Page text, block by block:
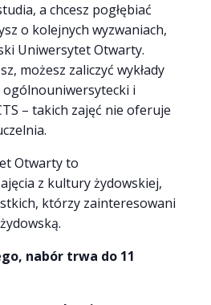
a chcesz pogłębiać
o kolejnych wyzwaniach,
Uniwersytet Otwarty.
możesz zaliczyć wykłady
i
– takich zajęć nie oferuje
Otwarty to
z kultury żydowskiej,
którzy zainteresowani
nabór trwa do 11